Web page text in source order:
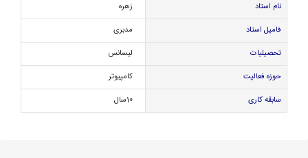
نام استاد
زهره
فامیل استاد
مدبری
تحصیلیات
لیسانس
حوزه فعالیت
کامپیوتر
سابقه کاری
10سال